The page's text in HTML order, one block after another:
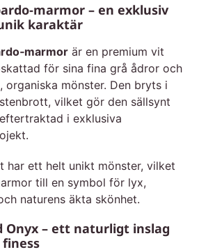
– en exklusiv
karaktär
är en premium vit
för sina fina grå ådror och
organiska mönster. Den bryts i
vilket gör den sällsynt
i exklusiva
har ett helt unikt mönster, vilket
till en symbol för lyx,
naturens äkta skönhet.
Onyx – ett naturligt inslag